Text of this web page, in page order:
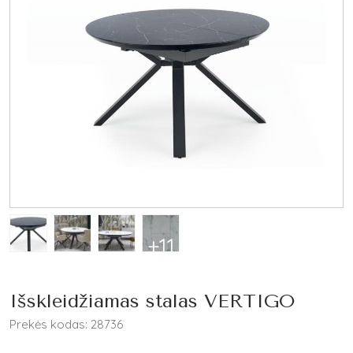
+11
Išskleidžiamas stalas VERTIGO
Prekės kodas: 28736